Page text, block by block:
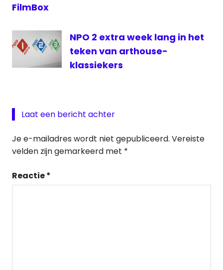
FilmBox
NPO 2 extra week lang in het
teken van arthouse-
klassiekers
Laat een bericht achter
Je e-mailadres wordt niet gepubliceerd. Vereiste
velden zijn gemarkeerd met *
Reactie*